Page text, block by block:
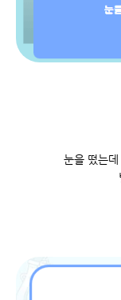
눈을 떴는